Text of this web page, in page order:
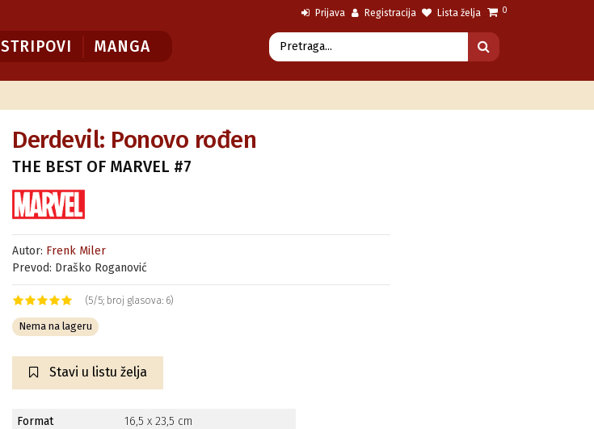
Prijava Registracija Lista želja 0
STRIPOVI MANGA
Derdevil: Ponovo rođen
THE BEST OF MARVEL #7
Autor: Frenk Miler
Prevod: Draško Roganović
(5/5; broj glasova: 6)
Nema na lageru
Stavi u listu želja
Format
16,5 x 23,5 cm